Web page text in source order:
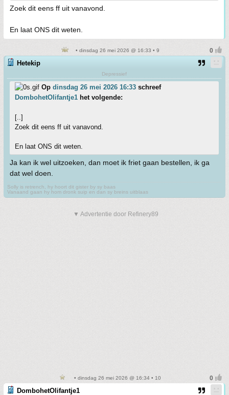
Zoek dit eens ff uit vanavond.
En laat ONS dit weten.
• dinsdag 26 mei 2026 @ 16:33 • 9
Hetekip
Depressief
Op dinsdag 26 mei 2026 16:33 schreef
DombohetOlifantje1 het volgende:
[..]
Zoek dit eens ff uit vanavond.
En laat ONS dit weten.
Ja kan ik wel uitzoeken, dan moet ik friet gaan bestellen, ik ga
dat wel doen.
Solly is retrench, hy hoort dit gister by sy baas
Vanaand gaan hy hom dronk suip en dan sy breins uitblaas
▼ Advertentie door Refinery89
• dinsdag 26 mei 2026 @ 16:34 • 10
DombohetOlifantje1